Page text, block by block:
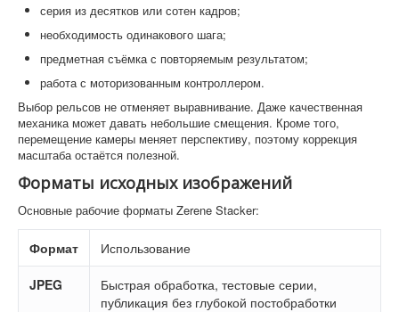
серия из десятков или сотен кадров;
необходимость одинакового шага;
предметная съёмка с повторяемым результатом;
работа с моторизованным контроллером.
Выбор рельсов не отменяет выравнивание. Даже качественная
механика может давать небольшие смещения. Кроме того,
перемещение камеры меняет перспективу, поэтому коррекция
масштаба остаётся полезной.
Форматы исходных изображений
Основные рабочие форматы Zerene Stacker:
Формат Использование
JPEG
Быстрая обработка, тестовые серии,
публикация без глубокой постобработки